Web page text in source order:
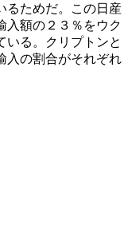
るためだ。この日産
入額の２３％をウク
いる。クリプトンと
入の割合がそれぞれ